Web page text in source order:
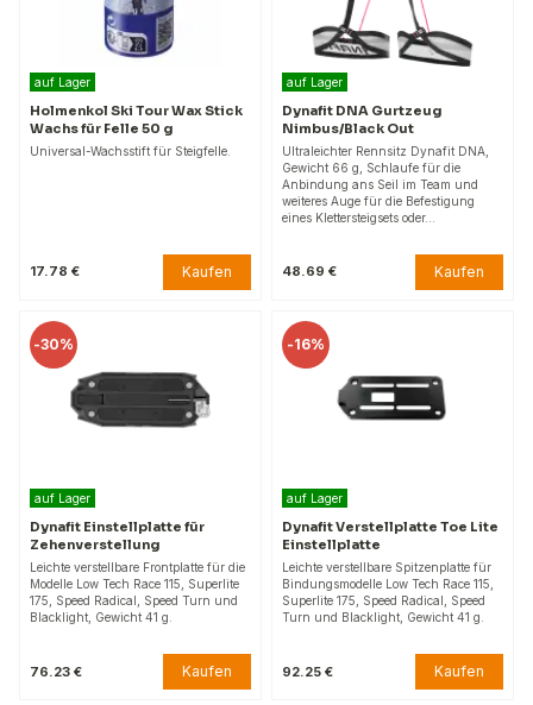
auf Lager
Holmenkol Ski Tour Wax Stick
Wachs für Felle 50 g
Universal-Wachsstift für Steigfelle.
17.78 € Kaufen
auf Lager
Dynafit DNA Gurtzeug
Nimbus/Black Out
Ultraleichter Rennsitz Dynafit DNA,
Gewicht 66 g, Schlaufe für die
Anbindung ans Seil im Team und
weiteres Auge für die Befestigung
eines Klettersteigsets oder…
48.69 € Kaufen
-30%
auf Lager
Dynafit Einstellplatte für
Zehenverstellung
Leichte verstellbare Frontplatte für die
Modelle Low Tech Race 115, Superlite
175, Speed Radical, Speed Turn und
Blacklight, Gewicht 41 g.
76.23 € Kaufen
-16%
auf Lager
Dynafit Verstellplatte Toe Lite
Einstellplatte
Leichte verstellbare Spitzenplatte für
Bindungsmodelle Low Tech Race 115,
Superlite 175, Speed Radical, Speed
Turn und Blacklight, Gewicht 41 g.
92.25 € Kaufen